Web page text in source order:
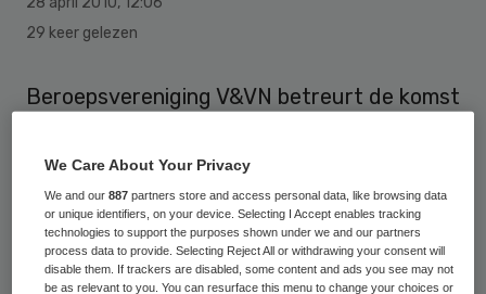
29 keer gelezen
Beroepsvereniging V&VN betreurt de komst
Centrale Huisartsen Posten Zuidoost
Brabant (CHPZoB). De vereniging zet
vraagtekens bij ‘weer een nieuwe functie’.
We Care About Your Privacy
We and our887 partners store and access personal data, like browsing data
or unique identifiers, on your device. Selecting I Accept enables tracking
technologies to support the purposes shown under we and our partners
process data to provide. Selecting Reject All or withdrawing your consent will
disable them. If trackers are disabled, some content and ads you see may not
be as relevant to you. You can resurface this menu to change your choices or